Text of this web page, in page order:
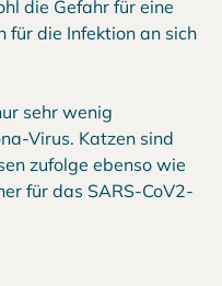
die Gefahr für eine
für die Infektion an sich
sehr wenig
Virus. Katzen sind
zufolge ebenso wie
für das SARS-CoV2-